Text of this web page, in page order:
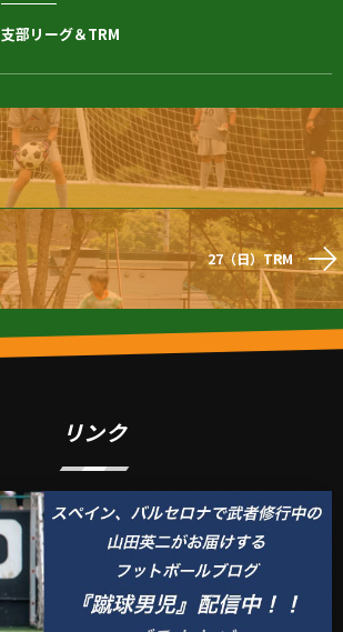
支部リーグ＆TRM
27（日）TRM
リンク